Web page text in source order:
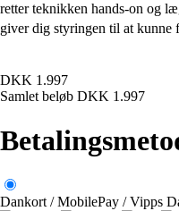
retter teknikken hands-on og
giver dig styringen til at kunne
DKK 1.997
Samlet beløb DKK 1.997
Dankort / MobilePay / Vipps